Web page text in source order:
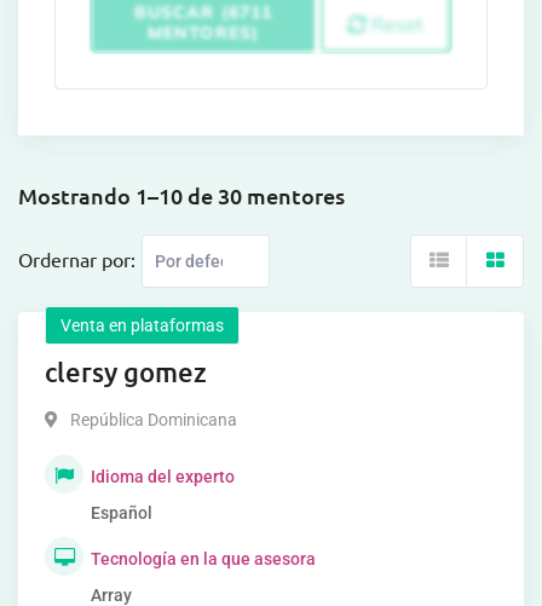
BUSCAR (6711
MENTORES)
Reset
Mostrando 1–10 de 30 mentores
Ordernar por:
Venta en plataformas
clersy gomez
República Dominicana
Idioma del experto
Español
Tecnología en la que asesora
Array